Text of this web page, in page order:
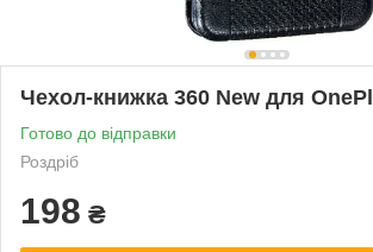
Чехол-книжка 360 New для
Готово до відправки
Роздріб
198 ₴